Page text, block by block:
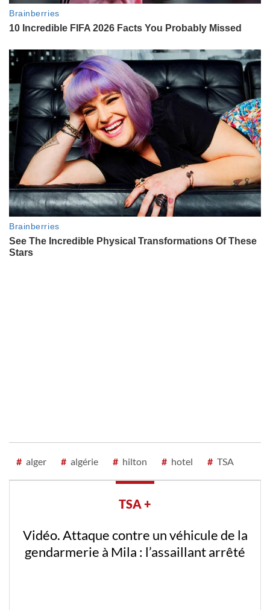
# alger # algérie # hilton # hotel # TSA
TSA +
Vidéo. Attaque contre un véhicule de la
gendarmerie à Mila : l’assaillant arrêté